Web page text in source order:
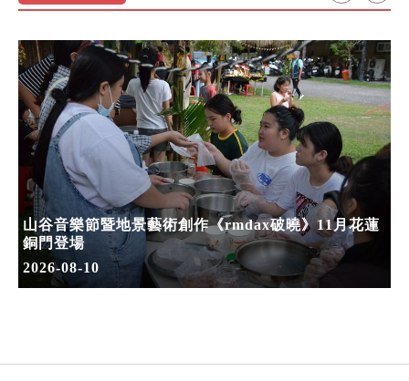
山谷音樂節暨地景藝術創作《rmdax破曉》11月花蓮
銅門登場
2026-08-10